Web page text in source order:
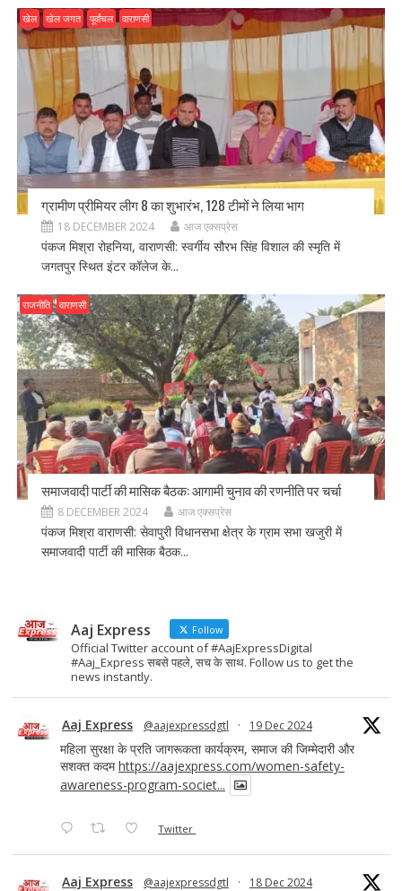
खेल खेल जगत पूर्वांचल वाराणसी
ग्रामीण प्रीमियर लीग 8 का शुभारंभ, 128 टीमों ने लिया भाग
18 DECEMBER 2024 आज एक्सप्रेस
पंकज मिश्रा रोहनिया, वाराणसी: स्वर्गीय सौरभ सिंह विशाल की स्मृति में
जगतपुर स्थित इंटर कॉलेज के...
राजनीति वाराणसी
समाजवादी पार्टी की मासिक बैठक: आगामी चुनाव की रणनीति पर चर्चा
8 DECEMBER 2024 आज एक्सप्रेस
पंकज मिश्रा वाराणसी: सेवापुरी विधानसभा क्षेत्र के ग्राम सभा खजुरी में
समाजवादी पार्टी की मासिक बैठक...
Aaj Express Follow
Official Twitter account of #AajExpressDigital
#Aaj_Express सबसे पहले, सच के साथ. Follow us to get the
news instantly.
Aaj Express @aajexpressdgtl · 19 Dec 2024
महिला सुरक्षा के प्रति जागरूकता कार्यक्रम, समाज की जिम्मेदारी और
सशक्त कदमhttps://aajexpress.com/women-safety-
awareness-program-societ...
Twitter
Aaj Express @aajexpressdgtl · 18 Dec 2024